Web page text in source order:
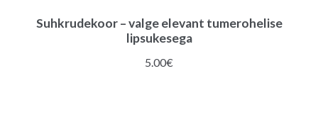
Suhkrudekoor – valge elevant tumerohelise
lipsukesega
5.00€